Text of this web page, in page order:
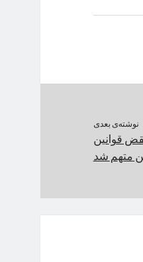
نوشته‌ی بعدی
قوانین
متهم شد